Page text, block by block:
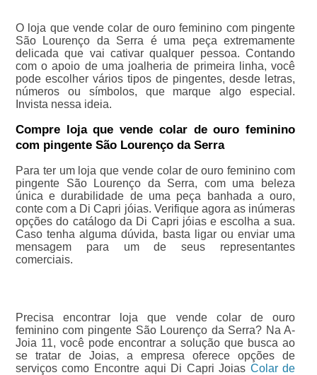
O loja que vende colar de ouro feminino com pingente
São Lourenço da Serra é uma peça extremamente
delicada que vai cativar qualquer pessoa. Contando
com o apoio de uma joalheria de primeira linha, você
pode escolher vários tipos de pingentes, desde letras,
números ou símbolos, que marque algo especial.
Invista nessa ideia.
Compre loja que vende colar de ouro feminino
com pingente São Lourenço da Serra
Para ter um loja que vende colar de ouro feminino com
pingente São Lourenço da Serra, com uma beleza
única e durabilidade de uma peça banhada a ouro,
conte com a Di Capri jóias. Verifique agora as inúmeras
opções do catálogo da Di Capri jóias e escolha a sua.
Caso tenha alguma dúvida, basta ligar ou enviar uma
mensagem para um de seus representantes
comerciais.
Precisa encontrar loja que vende colar de ouro
feminino com pingente São Lourenço da Serra? Na A-
Joia 11, você pode encontrar a solução que busca ao
se tratar de Joias, a empresa oferece opções de
serviços como Encontre aqui Di Capri Joias Colar de